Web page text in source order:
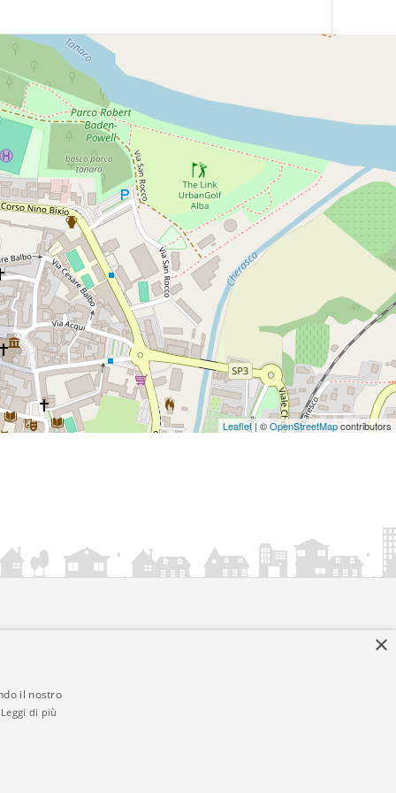
Leaflet| ©OpenStreetMapcontributors
×
il nostro
Leggi di più